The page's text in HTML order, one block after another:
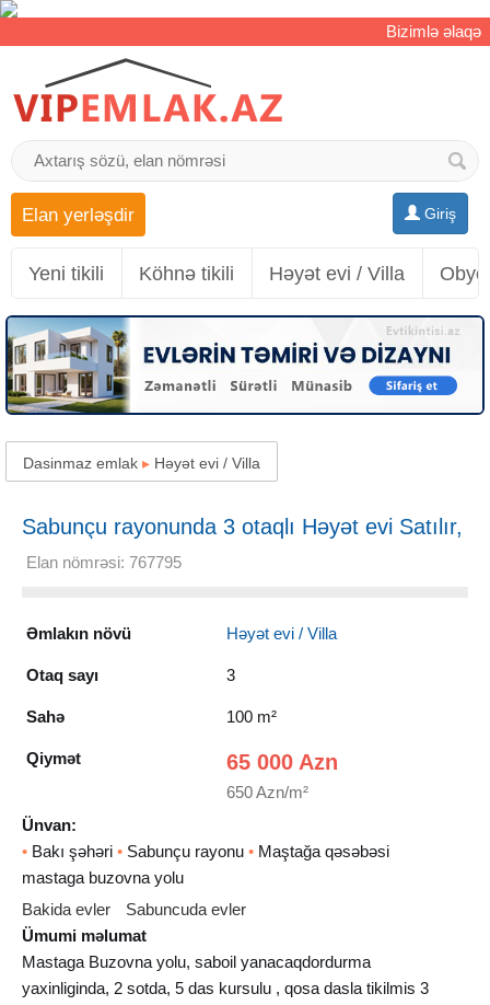
Bizimlə əlaqə
Giriş
Elan yerləşdir
Yeni tikili Köhnə tikili Həyət evi / Villa
Dasinmaz emlak ▸ Həyət evi / Villa
Sabunçu rayonunda 3 otaqlı Həyət evi Satılır,
100 m²
Elan nömrəsi: 767795
Əmlakın növü Həyət evi / Villa
Otaq sayı 3
Sahə 100 m²
Qiymət 65 000 Azn
650 Azn/m²
Ünvan:
• Bakı şəhəri • Sabunçu rayonu • Maştağa qəsəbəsi
mastaga buzovna yolu
Bakida evler
Sabuncuda evler
Ümumi məlumat
Mastaga Buzovna yolu, saboil yanacaqdordurma
yaxinliginda, 2 sotda, 5 das kursulu , qosa dasla tikilmis 3